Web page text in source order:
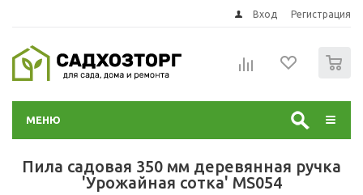
Вход Регистрация
МЕНЮ
Пила садовая 350 мм деревянная ручка
'Урожайная сотка' MS054